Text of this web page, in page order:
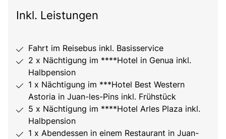
Inkl. Leistungen
Fahrt im Reisebus inkl. Basisservice
2 x Nächtigung im ****Hotel in Genua inkl.
Halbpension
1 x Nächtigung im ***Hotel Best Western
Astoria in Juan-les-Pins inkl. Frühstück
5 x Nächtigung im ****Hotel Arles Plaza inkl.
Halbpension
1 x Abendessen in einem Restaurant in Juan-